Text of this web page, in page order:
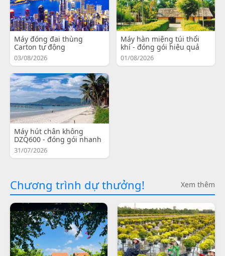
Máy đóng đai thùng
Carton tự động
03/08/2026
Máy hàn miệng túi thổi
khí - đóng gói hiệu quả
01/08/2026
Máy hút chân không
DZQ600 - đóng gói nhanh
31/07/2026
Chương trình dự thưởng! Xem thêm